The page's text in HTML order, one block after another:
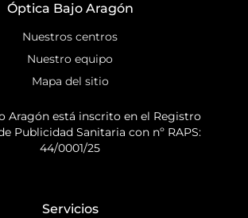
Óptica Bajo Aragón
Nuestros centros
Nuestro equipo
Mapa del sitio
Aragón está inscrito en el Registro
Publicidad Sanitaria con nº RAPS:
44/0001/25
Servicios